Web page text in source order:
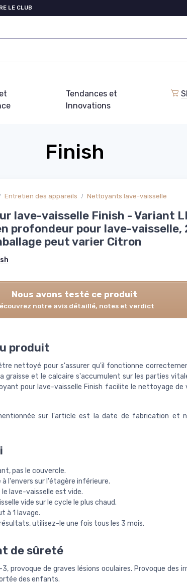
LE CLUB
Tendances et
Innovations
Finish
Entretien des appareils Nettoyants lave-vaisselle
lave-vaisselle Finish - Variant
profondeur pour lave-vaisselle,
peut varier Citron
Nous avons testé ce produit
notre avis détaillé, notes et verdict
produit
nettoyé pour s'assurer qu'il fonctionne
graisse et le calcaire s'accumulent sur les parties
pour lave-vaisselle Finish facilite le nettoyage
sur l'article est la date de fabrication et
pas le couvercle.
à l'envers sur l'étagère inférieure.
lave-vaisselle est vide.
vide sur le cycle le plus chaud.
à 1 lavage.
utilisez-le une fois tous les 3 mois.
de sûreté
provoque de graves lésions oculaires. Provoque des
des enfants.